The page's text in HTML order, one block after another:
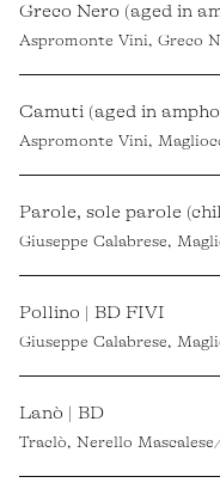
Greco Nero (aged in
Aspromonte Vini, Greco
Camuti (aged in
Aspromonte Vini,
Parole, sole parole
Giuseppe Calabrese,
Pollino | BD FIVI
Giuseppe Calabrese,
Lanò | BD
Traclò, Nerello